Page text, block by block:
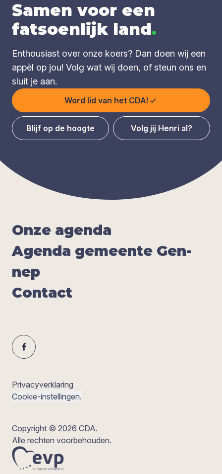
Samen voor een
fatsoenlijk land.
Enthousiast over onze koers? Dan doen wij een
appèl op jou! Volg wat wij doen, of steun ons en
sluit je aan.
Word lid van het CDA!
Blijf op de hoogte Volg jij Henri al?
Onze agen­da
Agen­da gemeen­te Gen­
nep
Con­tact
Privacyverklaring
Cookie-instellingen.
Copyright © 2026 CDA.
Alle rechten voorbehouden.